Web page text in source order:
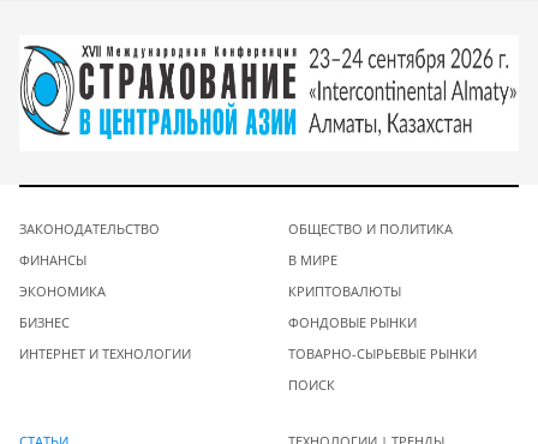
ЗАКОНОДАТЕЛЬСТВО
ФИНАНСЫ
ЭКОНОМИКА
БИЗНЕС
ИНТЕРНЕТ И ТЕХНОЛОГИИ
ОБЩЕСТВО И ПОЛИТИКА
В МИРЕ
КРИПТОВАЛЮТЫ
ФОНДОВЫЕ РЫНКИ
ТОВАРНО-СЫРЬЕВЫЕ РЫНКИ
ПОИСК